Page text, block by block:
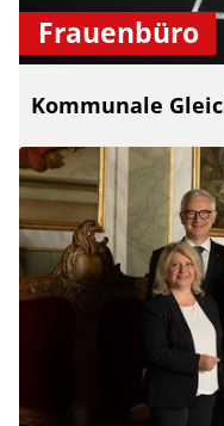
Frauenbüro
Kommunale